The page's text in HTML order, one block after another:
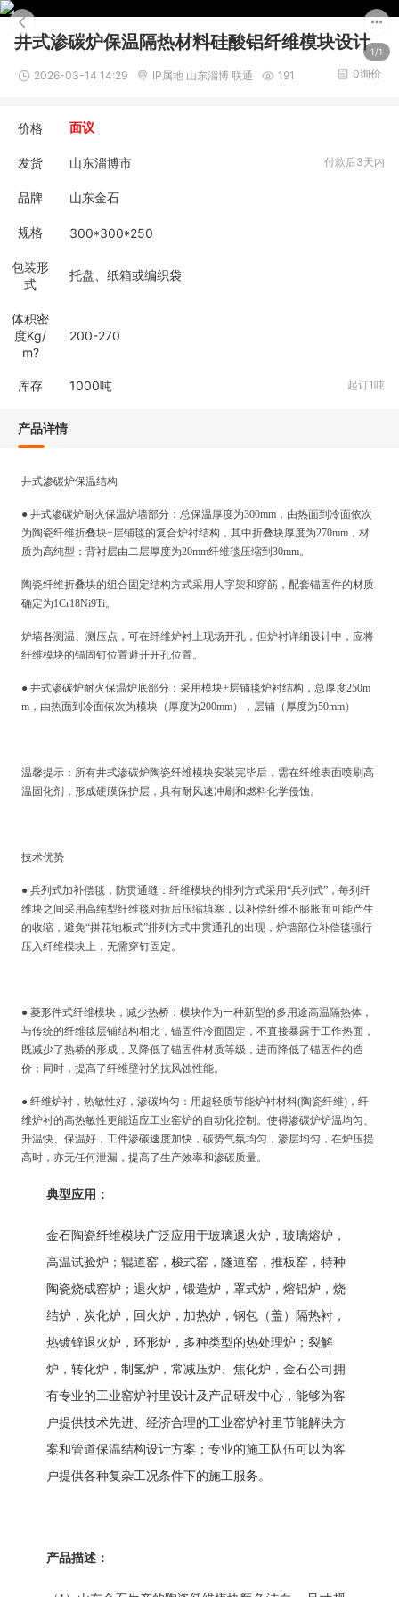
1/1
井式渗碳炉保温隔热材料硅酸铝纤维模块设计
2026-03-14 14:29 IP属地 山东淄博 联通 191 0询价
价格 面议
发货 山东淄博市 付款后3天内
品牌 山东金石
规格 300*300*250
包装形
式
托盘、纸箱或编织袋
体积密
度Kg/
m?
200-270
库存 1000吨 起订1吨
产品详情
井式渗碳炉保温结构
● 井式渗碳炉耐火保温炉墙部分：总保温厚度为300mm，由热面到冷面依次
为陶瓷纤维折叠块+层铺毯的复合炉衬结构，其中折叠块厚度为270mm，材
质为高纯型；背衬层由二层厚度为20mm纤维毯压缩到30mm。
陶瓷纤维折叠块的组合固定结构方式采用人字架和穿筋，配套锚固件的材质
确定为1Cr18Ni9Ti。
炉墙各测温、测压点，可在纤维炉衬上现场开孔，但炉衬详细设计中，应将
纤维模块的锚固钉位置避开开孔位置。
● 井式渗碳炉耐火保温炉底部分：采用模块+层铺毯炉衬结构，总厚度250m
m，由热面到冷面依次为模块（厚度为200mm），层铺（厚度为50mm）
温馨提示：所有井式渗碳炉陶瓷纤维模块安装完毕后，需在纤维表面喷刷高
温固化剂，形成硬膜保护层，具有耐风速冲刷和燃料化学侵蚀。
技术优势
● 兵列式加补偿毯，防贯通缝：纤维模块的排列方式采用“兵列式”，每列纤
维块之间采用高纯型纤维毯对折后压缩填塞，以补偿纤维不膨胀面可能产生
的收缩，避免“拼花地板式”排列方式中贯通孔的出现，炉墙部位补偿毯强行
压入纤维模块上，无需穿钉固定。
● 菱形件式纤维模块，减少热桥：模块作为一种新型的多用途高温隔热体，
与传统的纤维毯层铺结构相比，锚固件冷面固定，不直接暴露于工作热面，
既减少了热桥的形成，又降低了锚固件材质等级，进而降低了锚固件的造
价；同时，提高了纤维壁衬的抗风蚀性能。
● 纤维炉衬，热敏性好，渗碳均匀：用超轻质节能炉衬材料(陶瓷纤维)，纤
维炉衬的高热敏性更能适应工业窑炉的自动化控制。使得渗碳炉炉温均匀、
升温快、保温好，工件渗碳速度加快，碳势气氛均匀，渗层均匀，在炉压提
高时，亦无任何泄漏，提高了生产效率和渗碳质量。
典型应用：
金石陶瓷纤维模块广泛应用于玻璃退火炉，玻璃熔炉，
高温试验炉；辊道窑，梭式窑，隧道窑，推板窑，特种
陶瓷烧成窑炉；退火炉，锻造炉，罩式炉，熔铝炉，烧
结炉，炭化炉，回火炉，加热炉，钢包（盖）隔热衬，
热镀锌退火炉，环形炉，多种类型的热处理炉；裂解
炉，转化炉，制氢炉，常减压炉、焦化炉， 金石公司拥
有专业的工业窑炉衬里设计及产品研发中心，能够为客
户提供技术先进、经济合理的工业窑炉衬里节能解决方
案和管道保温结构设计方案 ；专业的施工队伍可以为客
户提供各种复杂工况条件下的施工服务。
产品描述：